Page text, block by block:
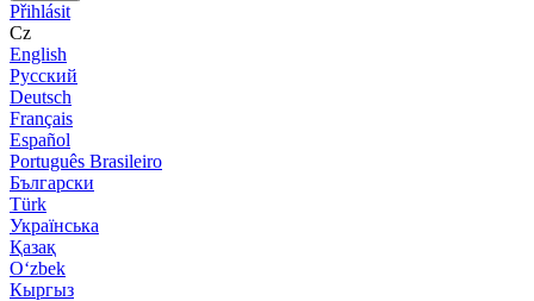
Přihlásit
Cz
English
Русский
Deutsch
Français
Español
Português Brasileiro
Български
Türk
Українська
Қазақ
Оʻzbek
Кыргыз